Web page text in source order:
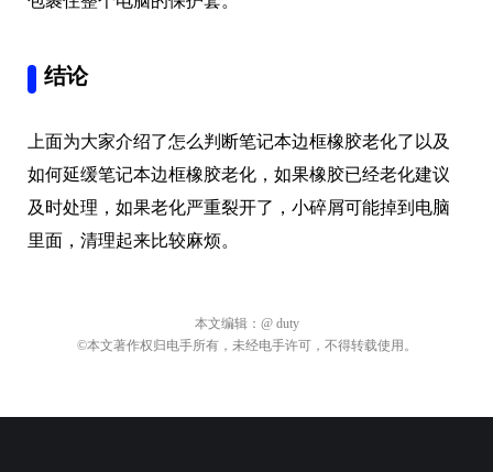
结论
上面为大家介绍了怎么判断笔记本边框橡胶老化了以及
如何延缓笔记本边框橡胶老化，如果橡胶已经老化建议
及时处理，如果老化严重裂开了，小碎屑可能掉到电脑
里面，清理起来比较麻烦。
本文编辑： @ duty
©本文著作权归电手所有，未经电手许可，不得转载使用。